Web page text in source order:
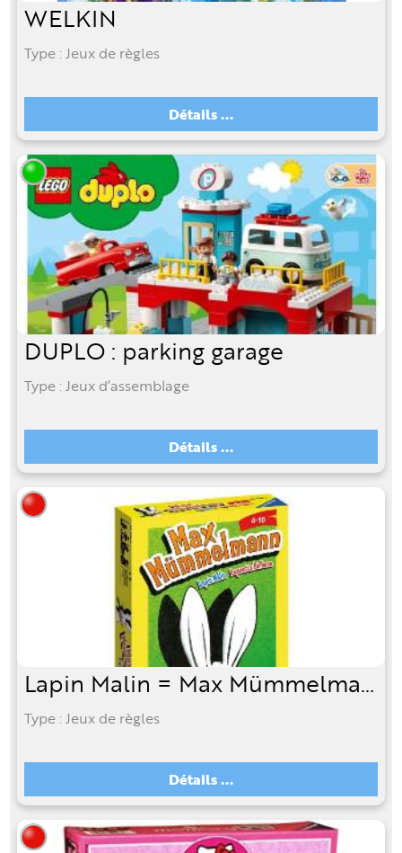
WELKIN
Type : Jeux de règles
Détails ...
DUPLO : parking garage
Type : Jeux d’assemblage
Détails ...
Lapin Malin = Max Mümmelmann
Type : Jeux de règles
Détails ...